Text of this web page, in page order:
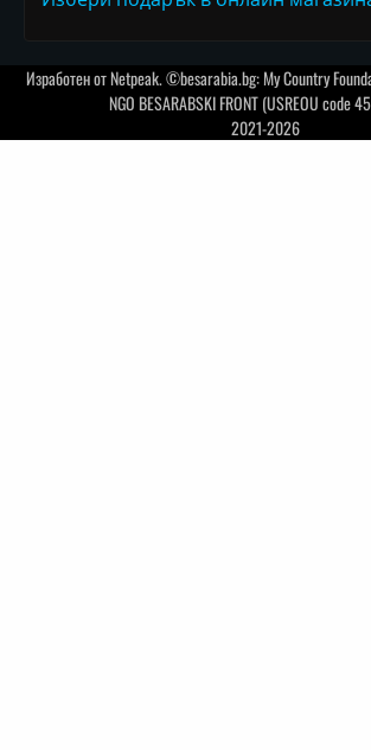
Изработен отNetpeak. ©besarabia.bg: My Country
NGO BESARABSKI FRONT (USREOU code
2021-2026